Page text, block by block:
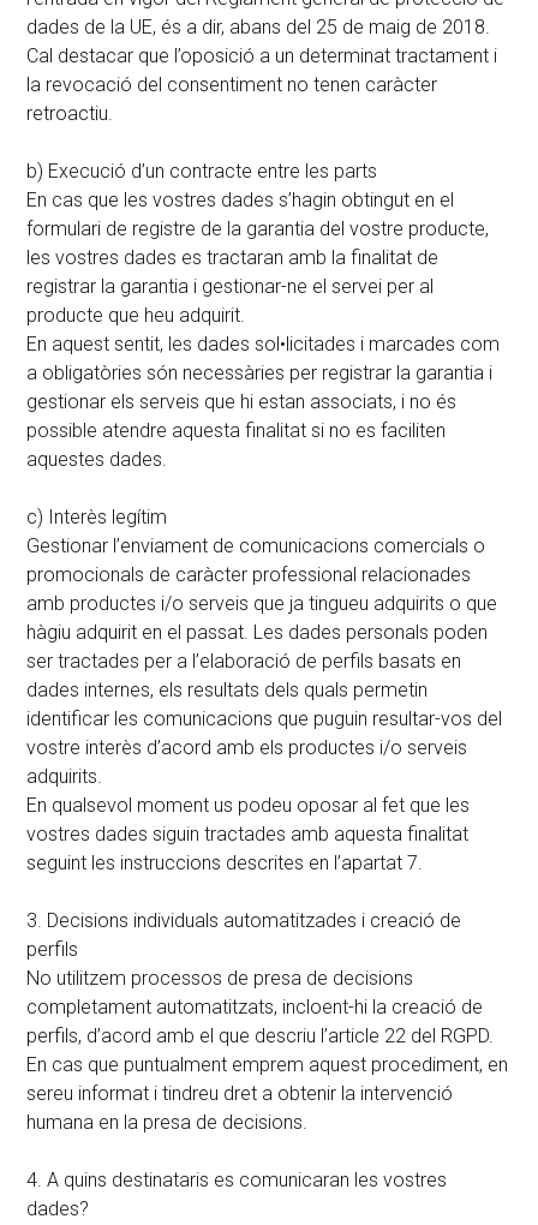
dades de la UE, és a dir, abans del 25 de maig de 2018.
Cal destacar que l’oposició a un determinat tractament i
la revocació del consentiment no tenen caràcter
retroactiu.
b) Execució d’un contracte entre les parts
En cas que les vostres dades s’hagin obtingut en el
formulari de registre de la garantia del vostre producte,
les vostres dades es tractaran amb la finalitat de
registrar la garantia i gestionar-ne el servei per al
producte que heu adquirit.
En aquest sentit, les dades sol•licitades i marcades com
a obligatòries són necessàries per registrar la garantia i
gestionar els serveis que hi estan associats, i no és
possible atendre aquesta finalitat si no es faciliten
aquestes dades.
c) Interès legítim
Gestionar l’enviament de comunicacions comercials o
promocionals de caràcter professional relacionades
amb productes i/o serveis que ja tingueu adquirits o que
hàgiu adquirit en el passat. Les dades personals poden
ser tractades per a l’elaboració de perfils basats en
dades internes, els resultats dels quals permetin
identificar les comunicacions que puguin resultar-vos del
vostre interès d’acord amb els productes i/o serveis
adquirits.
En qualsevol moment us podeu oposar al fet que les
vostres dades siguin tractades amb aquesta finalitat
seguint les instruccions descrites en l’apartat 7.
3. Decisions individuals automatitzades i creació de
perfils
No utilitzem processos de presa de decisions
completament automatitzats, incloent-hi la creació de
perfils, d’acord amb el que descriu l’article 22 del RGPD.
En cas que puntualment emprem aquest procediment, en
sereu informat i tindreu dret a obtenir la intervenció
humana en la presa de decisions.
4. A quins destinataris es comunicaran les vostres
dades?